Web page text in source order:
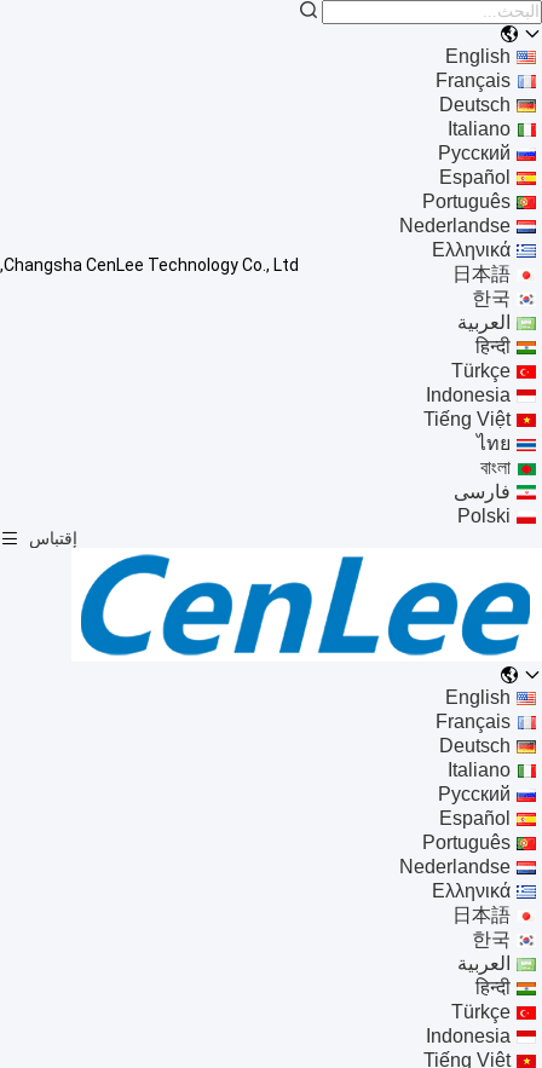
Changsha CenLee Technology Co., Ltd,
English
Français
Deutsch
Italiano
Русский
Español
Português
Nederlandse
Ελληνικά
日本語
한국
العربية
हिन्दी
Türkçe
Indonesia
Tiếng Việt
ไทย
বাংলা
فارسی
Polski
إقتباس
English
Français
Deutsch
Italiano
Русский
Español
Português
Nederlandse
Ελληνικά
日本語
한국
العربية
हिन्दी
Türkçe
Indonesia
Tiếng Việt